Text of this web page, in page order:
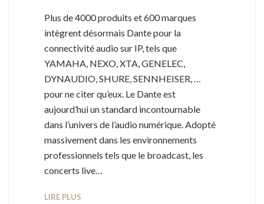
Plus de 4000 produits et 600 marques
intègrent désormais Dante pour la
connectivité audio sur IP, tels que
YAMAHA, NEXO, XTA, GENELEC,
DYNAUDIO, SHURE, SENNHEISER, …
pour ne citer qu’eux. Le Dante est
aujourd’hui un standard incontournable
dans l’univers de l’audio numérique. Adopté
massivement dans les environnements
professionnels tels que le broadcast, les
concerts live…
LIRE PLUS